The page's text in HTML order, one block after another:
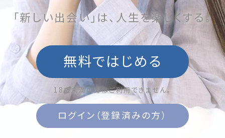
「新しい出会い」は、人生を楽しくする。
無料ではじめる
18歳未満の方はご利用できません。
ログイン（登録済みの方）